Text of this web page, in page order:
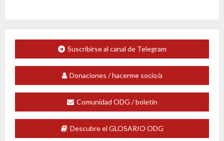
Suscribirse al canal de Telegram
Donaciones / hacerme socio/a
Comunidad ODG / boletín
Descubre el GLOSARIO ODG